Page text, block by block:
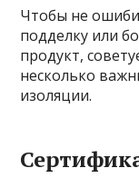
Чтобы не
подделку или
продукт,
несколько
изоляции.